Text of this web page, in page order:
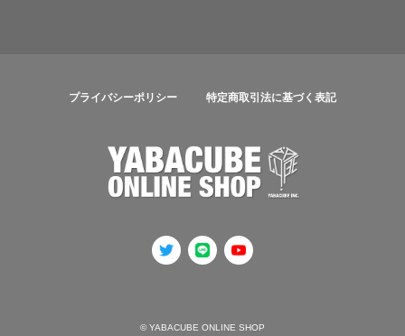
プライバシーポリシー 特定商取引法に基づく表記
© YABACUBE ONLINE SHOP